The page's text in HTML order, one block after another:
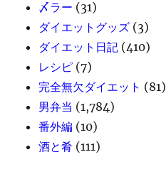
〆ラー (31)
ダイエットグッズ (3)
ダイエット日記 (410)
レシピ (7)
完全無欠ダイエット (81)
男弁当 (1,784)
番外編 (10)
酒と肴 (111)